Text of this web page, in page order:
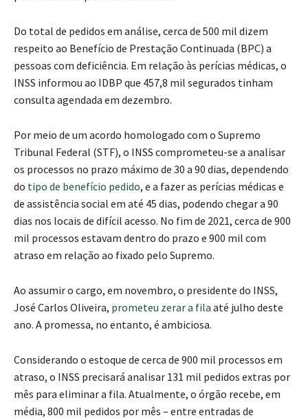
Do total de pedidos em análise, cerca de 500 mil dizem
respeito ao Benefício de Prestação Continuada (BPC) a
pessoas com deficiência. Em relação às perícias médicas, o
INSS informou ao IDBP que 457,8 mil segurados tinham
consulta agendada em dezembro.
Por meio de um acordo homologado com o Supremo
Tribunal Federal (STF), o INSS comprometeu-se a analisar
os processos no prazo máximo de 30 a 90 dias, dependendo
do tipo de benefício pedido, e a fazer as perícias médicas e
de assistência social em até 45 dias, podendo chegar a 90
dias nos locais de difícil acesso. No fim de 2021, cerca de 900
mil processos estavam dentro do prazo e 900 mil com
atraso em relação ao fixado pelo Supremo.
Ao assumir o cargo, em novembro, o presidente do INSS,
José Carlos Oliveira, prometeu zerar a fila até julho deste
ano. A promessa, no entanto, é ambiciosa.
Considerando o estoque de cerca de 900 mil processos em
atraso, o INSS precisará analisar 131 mil pedidos extras por
mês para eliminar a fila. Atualmente, o órgão recebe, em
média, 800 mil pedidos por mês – entre entradas de